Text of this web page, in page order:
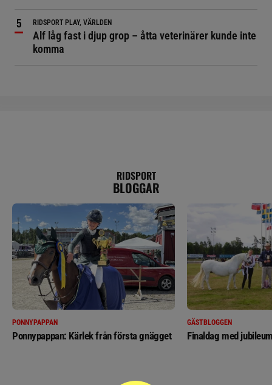
RIDSPORT PLAY, VÄRLDEN
Alf låg fast i djup grop – åtta veterinärer kunde inte
komma
RIDSPORT
BLOGGAR
PONNYPAPPAN
Ponnypappan: Kärlek från första gnägget
GÄSTBLOGGEN
Finaldag med